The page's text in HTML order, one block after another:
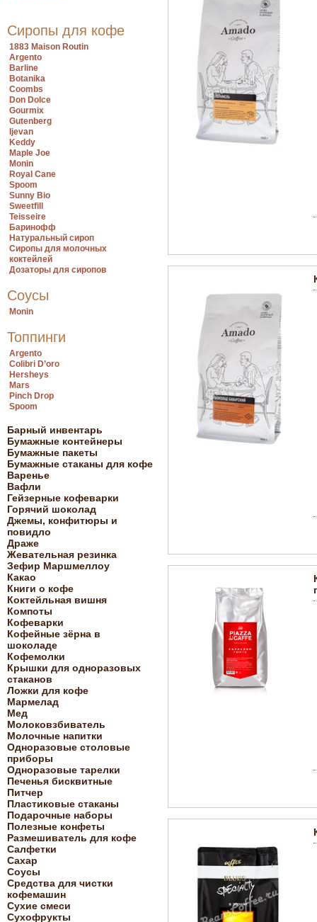
Сиропы для кофе
1883 Maison Routin
Argento
Barline
Botanika
Coombs
Don Dolce
Gourmix
Gutenberg
Ijevan
Keddy
Maple Joe
Monin
Royal Cane
Spoom
Sunny Bio
Sweetfill
Teisseire
Баринофф
Натуральный сироп
Сиропы для молочных
коктейлей
Дозаторы для сиропов
Соусы
Monin
Топпинги
Argento
Colibri D’oro
Hersheys
Mars
Pinch Drop
Spoom
Барный инвентарь
Бумажные контейнеры
Бумажные пакеты
Бумажные стаканы для кофе
Варенье
Вафли
Гейзерные кофеварки
Горячий шоколад
Джемы, конфитюры и
повидло
Драже
Жевательная резинка
Зефир Маршмеллоу
Какао
Книги о кофе
Коктейльная вишня
Компоты
Кофеварки
Кофейные зёрна в
шоколаде
Кофемолки
Крышки для одноразовых
стаканов
Ложки для кофе
Мармелад
Мед
Молоковзбиватель
Молочные напитки
Одноразовые столовые
приборы
Одноразовые тарелки
Печенья бисквитные
Питчер
Пластиковые стаканы
Подарочные наборы
Полезные конфеты
Размешиватель для кофе
Салфетки
Сахар
Соусы
Средства для чистки
кофемашин
Сухие смеси
Сухофрукты
г